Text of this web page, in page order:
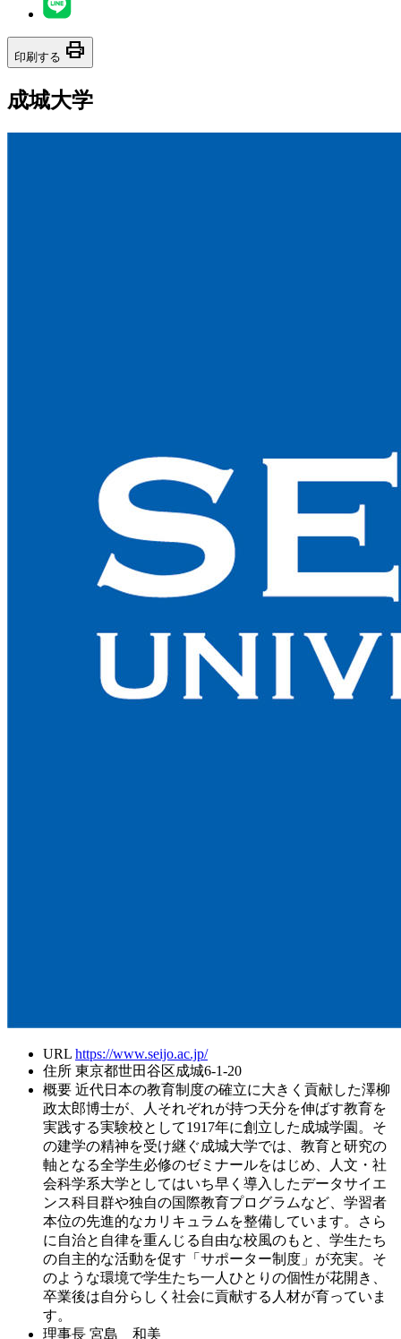
印刷する print
成城大学
URL https://www.seijo.ac.jp/
住所 東京都世田谷区成城6-1-20
概要 近代日本の教育制度の確立に大きく貢献した澤柳
政太郎博士が、人それぞれが持つ天分を伸ばす教育を
実践する実験校として1917年に創立した成城学園。そ
の建学の精神を受け継ぐ成城大学では、教育と研究の
軸となる全学生必修のゼミナールをはじめ、人文・社
会科学系大学としてはいち早く導入したデータサイエ
ンス科目群や独自の国際教育プログラムなど、学習者
本位の先進的なカリキュラムを整備しています。さら
に自治と自律を重んじる自由な校風のもと、学生たち
の自主的な活動を促す「サポーター制度」が充実。そ
のような環境で学生たち一人ひとりの個性が花開き、
卒業後は自分らしく社会に貢献する人材が育っていま
す。
理事長 宮島 和美